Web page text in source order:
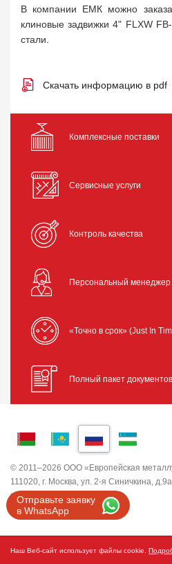
Отправьте заявку
в WhatsApp
В компании ЕМК можно
клиновые задвижки 4" FLXW
стали.
Скачать информацию в pdf
Комплексные поставки
Сервисные услуги
Контроль качества
Персональный менеджер
«Точно в срок» (Just In
Полный пакет документов
© 2011–2026 ООО «Европейская
111020, г. Москва, ул. 2-я Синичкина,
помещение I, комната 5
ИНН 7743820503 ООО "ЕМК"
Наш Веб-сайт использует файлы cookie.